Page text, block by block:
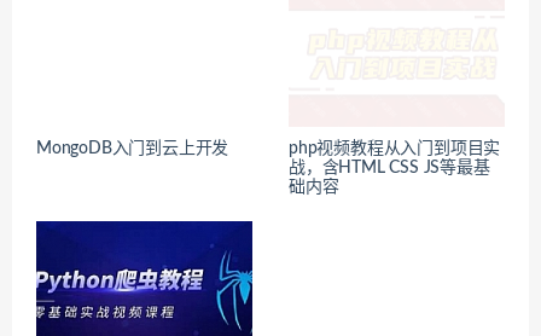
MongoDB入门到云上开发
php视频教程从入门到项目实
战，含HTML CSS JS等最基
础内容